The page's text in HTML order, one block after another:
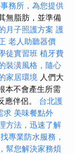
務所，為您提供
無脂肪，並準備
月子照護方案 護
老人助聽器價
徒實習班 植牙費
裝潢風格，隨心
家居環境 人們大
本不會產生所需
應伴侶。 台北護
求 美味餐點外
方法，迅速了解
專業防水服務，
幫您解決家務煩